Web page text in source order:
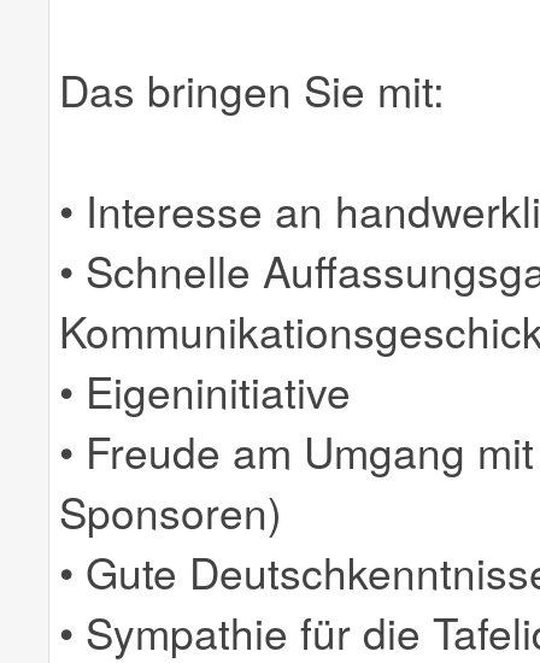
Das bringen Sie mit:
• Interesse an
• Schnelle
• Eigeninitiative
• Freude am Umgang
Sponsoren)
• Gute
• Sympathie für die